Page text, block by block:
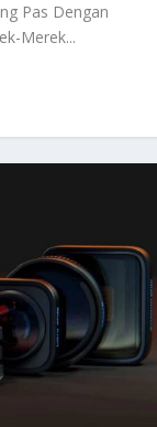
Pas Dengan
Merek...